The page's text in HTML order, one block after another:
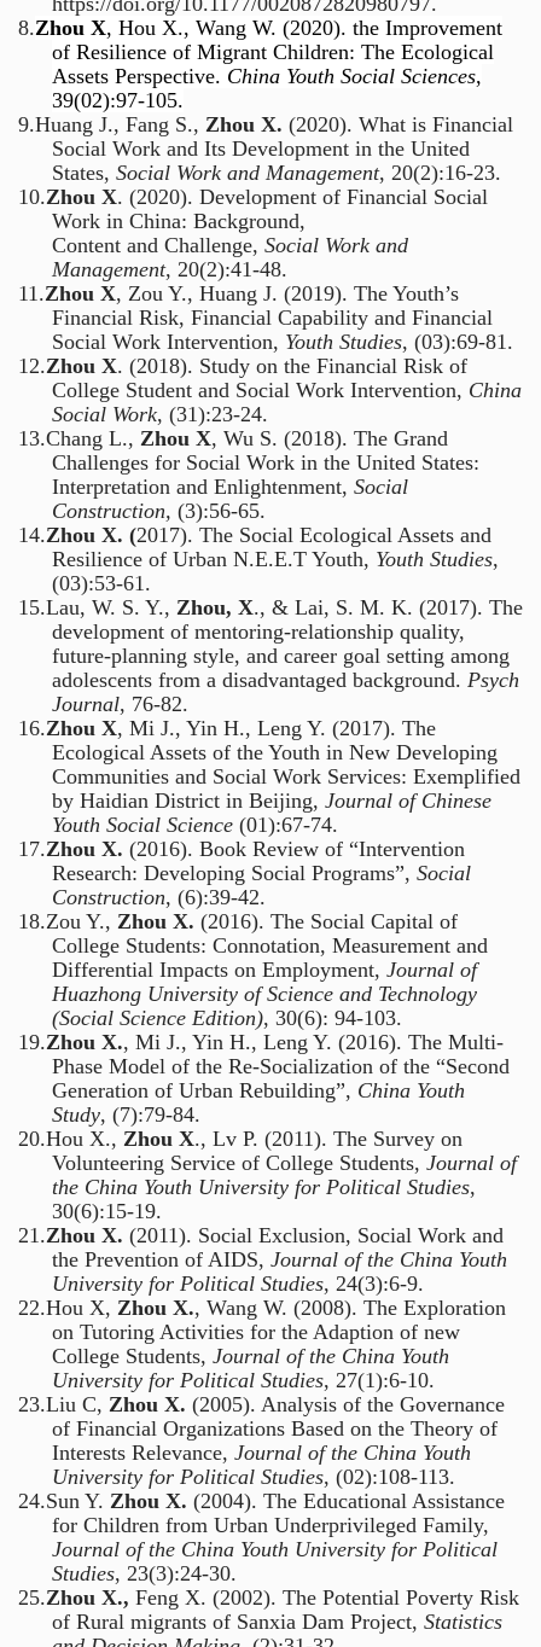
8.Zhou X, Hou X., Wang W. (2020). the Improvement
of Resilience of Migrant Children: The Ecological
Assets Perspective. China Youth Social Sciences,
39(02):97-105.
9.Huang J., Fang S., Zhou X. (2020). What is Financial
Social Work and Its Development in the United
States, Social Work and Management, 20(2):16-23.
10.Zhou X. (2020). Development of Financial Social
Work in China: Background,
Content and Challenge, Social Work and
Management, 20(2):41-48.
11.Zhou X, Zou Y., Huang J. (2019). The Youth’s
Financial Risk, Financial Capability and Financial
Social Work Intervention, Youth Studies, (03):69-81.
12.Zhou X. (2018). Study on the Financial Risk of
College Student and Social Work Intervention, China
Social Work, (31):23-24.
13.Chang L., Zhou X, Wu S. (2018). The Grand
Challenges for Social Work in the United States:
Interpretation and Enlightenment, Social
Construction, (3):56-65.
14.Zhou X. (2017). The Social Ecological Assets and
Resilience of Urban N.E.E.T Youth, Youth Studies,
(03):53-61.
15.Lau, W. S. Y., Zhou, X., & Lai, S. M. K. (2017). The
development of mentoring‐relationship quality,
future‐planning style, and career goal setting among
adolescents from a disadvantaged background. Psych
Journal, 76-82.
16.Zhou X, Mi J., Yin H., Leng Y. (2017). The
Ecological Assets of the Youth in New Developing
Communities and Social Work Services: Exemplified
by Haidian District in Beijing, Journal of Chinese
Youth Social Science (01):67-74.
17.Zhou X. (2016). Book Review of “Intervention
Research: Developing Social Programs”, Social
Construction, (6):39-42.
18.Zou Y., Zhou X. (2016). The Social Capital of
College Students: Connotation, Measurement and
Differential Impacts on Employment, Journal of
Huazhong University of Science and Technology
(Social Science Edition), 30(6): 94-103.
19.Zhou X., Mi J., Yin H., Leng Y. (2016). The Multi-
Phase Model of the Re-Socialization of the “Second
Generation of Urban Rebuilding”, China Youth
Study, (7):79-84.
20.Hou X., Zhou X., Lv P. (2011). The Survey on
Volunteering Service of College Students, Journal of
the China Youth University for Political Studies,
30(6):15-19.
21.Zhou X. (2011). Social Exclusion, Social Work and
the Prevention of AIDS, Journal of the China Youth
University for Political Studies, 24(3):6-9.
22.Hou X, Zhou X., Wang W. (2008). The Exploration
on Tutoring Activities for the Adaption of new
College Students, Journal of the China Youth
University for Political Studies, 27(1):6-10.
23.Liu C, Zhou X. (2005). Analysis of the Governance
of Financial Organizations Based on the Theory of
Interests Relevance, Journal of the China Youth
University for Political Studies, (02):108-113.
24.Sun Y. Zhou X. (2004). The Educational Assistance
for Children from Urban Underprivileged Family,
Journal of the China Youth University for Political
Studies, 23(3):24-30.
25.Zhou X., Feng X. (2002). The Potential Poverty Risk
of Rural migrants of Sanxia Dam Project, Statistics